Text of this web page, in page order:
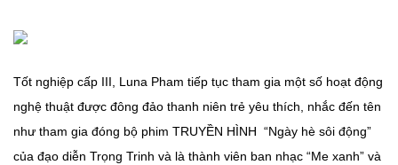
Tốt nghiệp cấp III, Luna Pham tiếp tục tham gia một số hoạt động
nghệ thuật được đông đảo thanh niên trẻ yêu thích, nhắc đến tên
như tham gia đóng bộ phim TRUYỀN HÌNH “Ngày hè sôi động”
của đạo diễn Trọng Trinh và là thành viên ban nhạc “Me xanh” và